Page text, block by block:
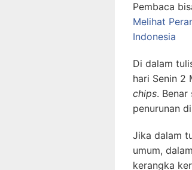
Pembaca
Melihat
Indonesia
Di dalam
hari Senin 2
chips.
penurunan
Jika dalam
umum,
kerangka